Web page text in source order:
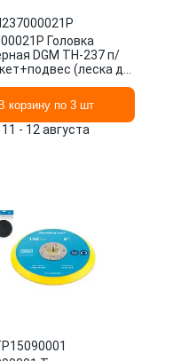
Головка
DGM TH-237 п/
(леска до
корзину по 3 шт
11 - 12 августа